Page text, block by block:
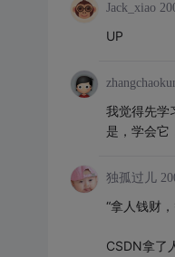
Jack_xiao
UP
我觉得先学
是，学会它
独孤过儿
“拿人钱财
CSDN拿了